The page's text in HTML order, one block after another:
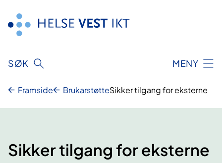
innhald
SØK MENY
Framside BrukarstøtteSikker tilgang for eksterne
Sikker tilgang for eksterne